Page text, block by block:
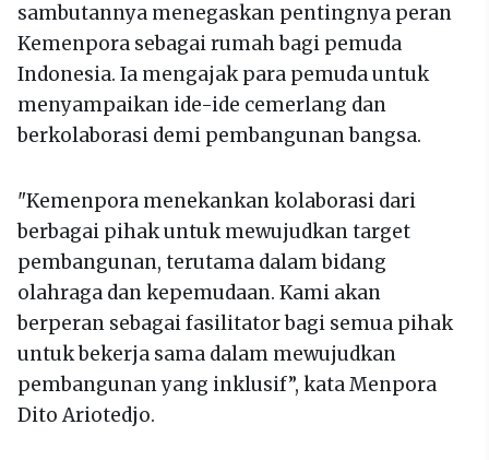
sambutannya menegaskan pentingnya peran
Kemenpora sebagai rumah bagi pemuda
Indonesia. Ia mengajak para pemuda untuk
menyampaikan ide-ide cemerlang dan
berkolaborasi demi pembangunan bangsa.
"Kemenpora menekankan kolaborasi dari
berbagai pihak untuk mewujudkan target
pembangunan, terutama dalam bidang
olahraga dan kepemudaan. Kami akan
berperan sebagai fasilitator bagi semua pihak
untuk bekerja sama dalam mewujudkan
pembangunan yang inklusif”, kata Menpora
Dito Ariotedjo.